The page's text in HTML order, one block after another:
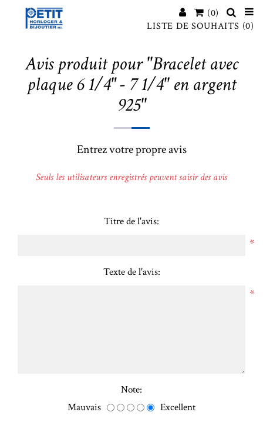
(0)
LISTE DE SOUHAITS (0)
Avis produit pour Bracelet avec
plaque 6 1/4" - 7 1/4'' en argent
925
Entrez votre propre avis
Seuls les utilisateurs enregistrés peuvent saisir des avis
Titre de l'avis:
*
Texte de l'avis:
*
Note:
Mauvais
Excellent